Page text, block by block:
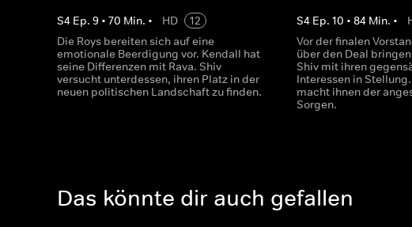
S4 Ep. 9 • 70 Min. • HD
12
Die Roys bereiten sich auf eine
emotionale Beerdigung vor. Kendall hat
seine Differenzen mit Rava. Shiv
versucht unterdessen, ihren Platz in der
neuen politischen Landschaft zu finden.
S4 Ep.10 •84 Min. •
Vor der finalen
über den Deal
Shiv mit ihren
Interessen in
macht ihnen der
Sorgen.
Das könnte dir auch gefallen